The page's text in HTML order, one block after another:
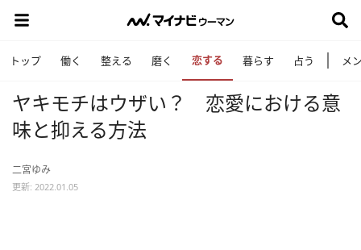
トップ 働く 整える 磨く 恋する 暮らす 占う メ
ヤキモチはウザい？ 恋愛における意
味と抑える方法
二宮ゆみ
更新: 2022.01.05